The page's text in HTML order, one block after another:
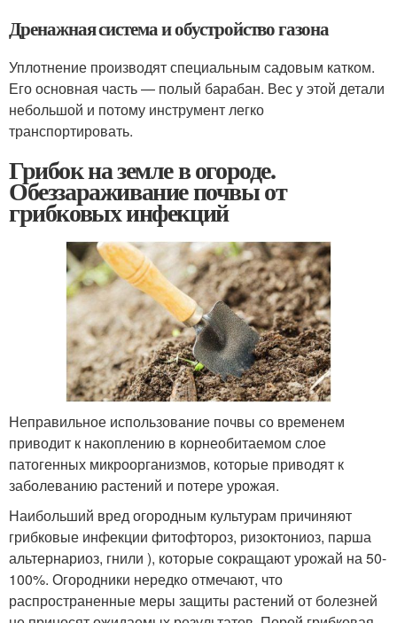
Дренажная система и обустройство газона
Уплотнение производят специальным садовым катком.
Его основная часть — полый барабан. Вес у этой детали
небольшой и потому инструмент легко
транспортировать.
Грибок на земле в огороде.
Обеззараживание почвы от
грибковых инфекций
Неправильное использование почвы со временем
приводит к накоплению в корнеобитаемом слое
патогенных микроорганизмов, которые приводят к
заболеванию растений и потере урожая.
Наибольший вред огородным культурам причиняют
грибковые инфекции фитофтороз, ризоктониоз, парша
альтернариоз, гнили ), которые сокращают урожай на 50-
100%. Огородники нередко отмечают, что
распространенные меры защиты растений от болезней